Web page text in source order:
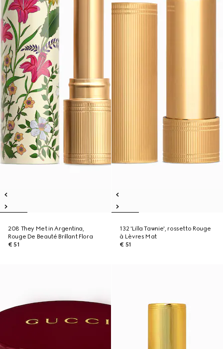
208 They Met in Argentina,
Rouge De Beauté Brillant Flora
€ 51
132 'Lilla Tawnie', rossetto Rouge
à Lèvres Mat
€ 51